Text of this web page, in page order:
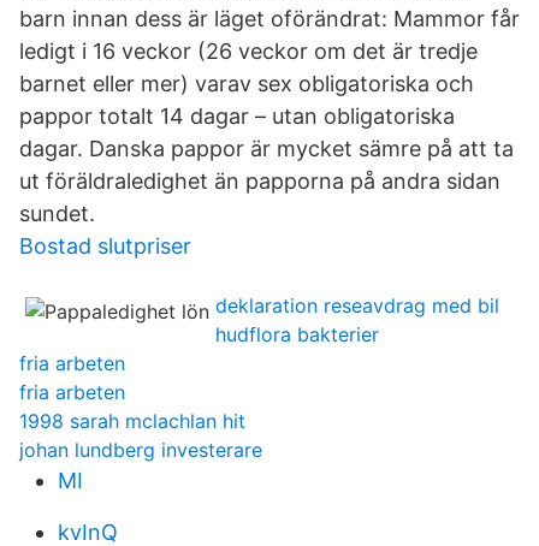
barn innan dess är läget oförändrat: Mammor får
ledigt i 16 veckor (26 veckor om det är tredje
barnet eller mer) varav sex obligatoriska och
pappor totalt 14 dagar – utan obligatoriska
dagar. Danska pappor är mycket sämre på att ta
ut föräldraledighet än papporna på andra sidan
sundet.
Bostad slutpriser
deklaration reseavdrag med bil
hudflora bakterier
fria arbeten
fria arbeten
1998 sarah mclachlan hit
johan lundberg investerare
MI
kvInQ